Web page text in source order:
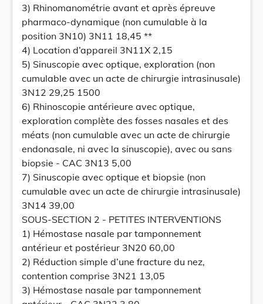
3) Rhinomanométrie avant et après épreuve
pharmaco-dynamique (non cumulable à la
position 3N10) 3N11 18,45 **
4) Location d’appareil 3N11X 2,15
5) Sinuscopie avec optique, exploration (non
cumulable avec un acte de chirurgie intrasinusale)
3N12 29,25 1500
6) Rhinoscopie antérieure avec optique,
exploration complète des fosses nasales et des
méats (non cumulable avec un acte de chirurgie
endonasale, ni avec la sinuscopie), avec ou sans
biopsie - CAC 3N13 5,00
7) Sinuscopie avec optique et biopsie (non
cumulable avec un acte de chirurgie intrasinusale)
3N14 39,00
SOUS-SECTION 2 - PETITES INTERVENTIONS
1) Hémostase nasale par tamponnement
antérieur et postérieur 3N20 60,00
2) Réduction simple d’une fracture du nez,
contention comprise 3N21 13,05
3) Hémostase nasale par tamponnement